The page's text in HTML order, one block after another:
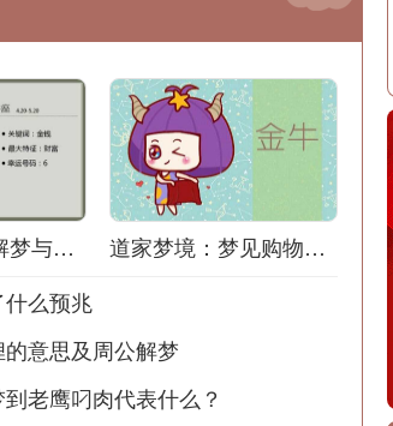
梦见打孩子：解梦与心理分析
道家梦境：梦见购物的意义
么预兆
意思及周公解梦
老鹰叼肉代表什么？